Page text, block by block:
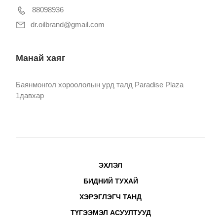
88098936
dr.oilbrand@gmail.com
Манай хаяг
Баянмонгол хороололын урд талд Paradise Plaza
1давхар
ЭХЛЭЛ
БИДНИЙ ТУХАЙ
ХЭРЭГЛЭГЧ ТАНД
ТҮГЭЭМЭЛ АСУУЛТУУД